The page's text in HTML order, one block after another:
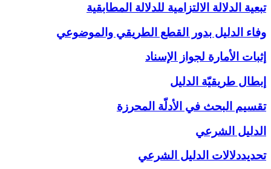
تبعية الدلالة الالتزامية للدلالة المطابقية
وفاء الدليل بدور القطع الطريقي والموضوعي
إثبات الأمارة لجواز الإسناد
إبطال طريقيّة الدليل
تقسيم البحث في الأدلّة المحرزة
الدليل الشرعي‏
تحديددلالات الدليل الشرعي‏